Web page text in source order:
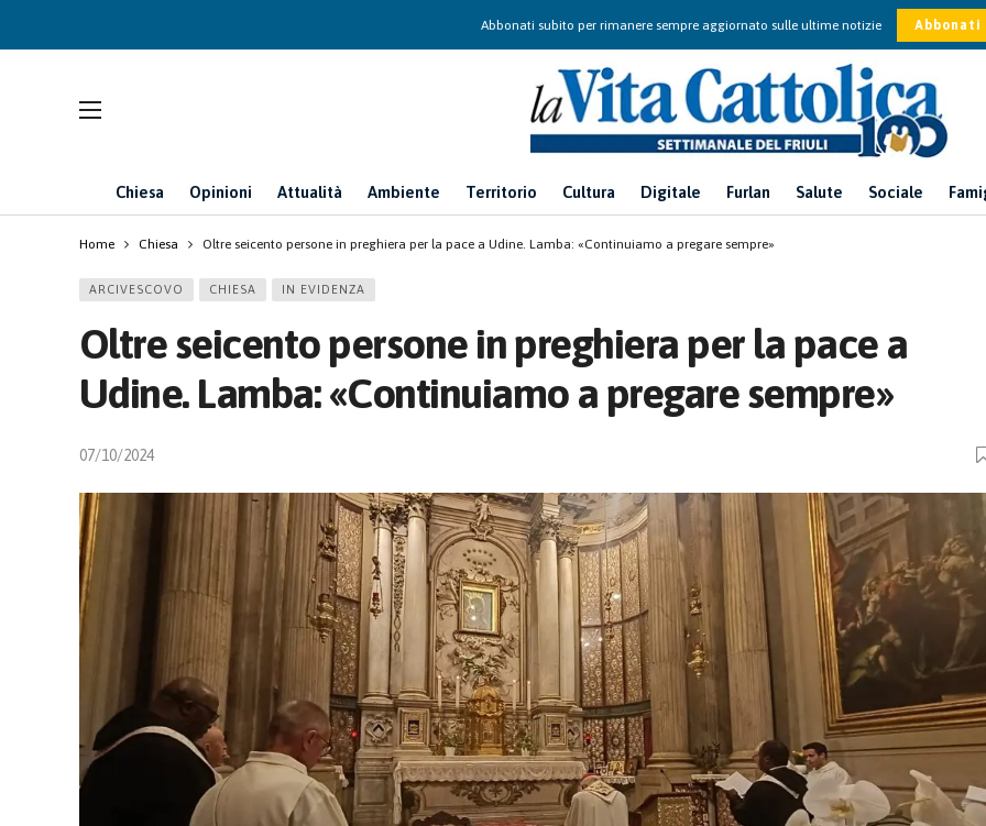
Abbonati subito per rimanere sempre aggiornato sulle ultime notizie Abbonati
Chiesa Opinioni Attualità Ambiente Territorio Cultura Digitale Furlan Salute Sociale
Home Chiesa Oltre seicento persone in preghiera per la pace a Udine. Lamba: «Continuiamo a pregare sempre»
ARCIVESCOVO CHIESA IN EVIDENZA
Oltre seicento persone in preghiera per la pace a
Udine. Lamba: «Continuiamo a pregare sempre»
07/10/2024